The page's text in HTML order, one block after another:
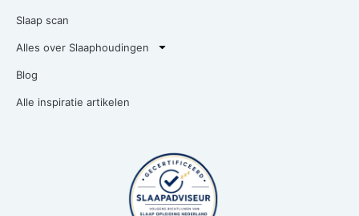
Slaap scan
Alles over Slaaphoudingen
Blog
Alle inspiratie artikelen